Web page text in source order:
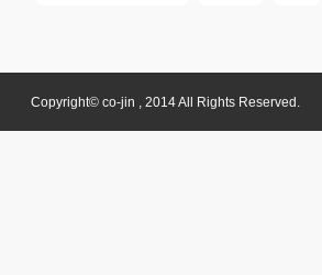
Copyright© co-jin , 2014 All Rights Reserved.